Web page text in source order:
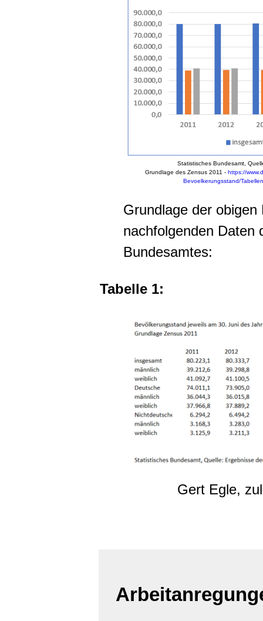
Statistisches Bundesamt,
Grundlage des Zensus 2011 - https://
Bevoelkerungsstand/
Grundlage der
nachfolgenden Daten
Bundesamtes:
Tabelle 1:
Gert Egle,